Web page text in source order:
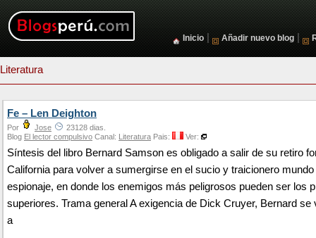
Inicio Añadir nuevo blog
Literatura
Fe – Len Deighton
Por Jose
23128 dias.
Blog El lector compulsivo Canal: Literatura Pais: Ver:
Síntesis del libro Bernard Samson es obligado a salir de su retiro
California para volver a sumergirse en el sucio y traicionero mundo
espionaje, en donde los enemigos más peligrosos pueden ser los
superiores. Trama general A exigencia de Dick Cruyer, Bernard se
a